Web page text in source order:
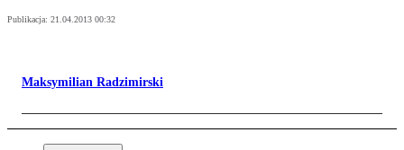
Publikacja: 21.04.2013 00:32
Maksymilian Radzimirski